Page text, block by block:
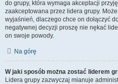
do grupy, która wymaga akceptacji
zaakceptowana przez lidera grupy.
wyjaśnień, dlaczego chce on dołączyć
negatywnej decyzji proszę nie nękać
on swoje powody.
Na górę
W jaki sposób można zostać liderem
Lidera grupy zazwyczaj mianuje